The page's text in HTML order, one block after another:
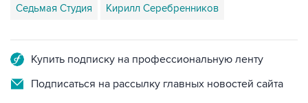
Седьмая Студия Кирилл Серебренников
Купить подписку на профессиональную ленту
Подписаться на рассылку главных новостей сайта